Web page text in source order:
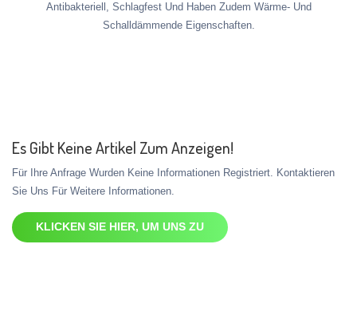
Antibakteriell, Schlagfest Und Haben Zudem Wärme- Und
Schalldämmende Eigenschaften.
Es Gibt Keine Artikel Zum Anzeigen!
Für Ihre Anfrage Wurden Keine Informationen Registriert. Kontaktieren
Sie Uns Für Weitere Informationen.
KLICKEN SIE HIER, UM UNS ZU